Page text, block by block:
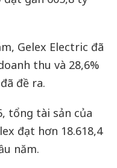
Gelex Electric đã
thu và 28,6%
đề ra.
tổng tài sản của
đạt hơn 18.618,4
năm.